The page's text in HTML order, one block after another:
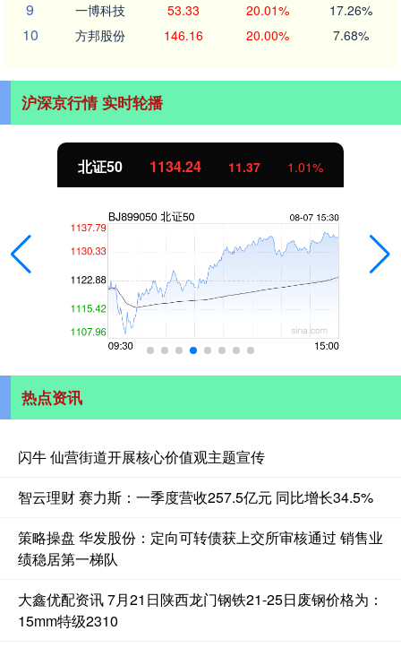
9 一博科技 53.33 20.01% 17.26%
10 方邦股份 146.16 20.00% 7.68%
沪深京行情 实时轮播
北证50 1134.24 11.37 1.01%
热点资讯
闪牛 仙营街道开展核心价值观主题宣传
智云理财 赛力斯：一季度营收257.5亿元 同比增长34.5%
策略操盘 华发股份：定向可转债获上交所审核通过 销售业
绩稳居第一梯队
大鑫优配资讯 7月21日陕西龙门钢铁21-25日废钢价格为：
15mm特级2310